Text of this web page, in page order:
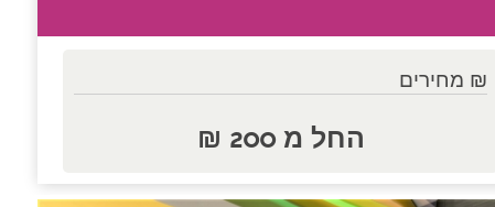
₪ מחירים
החל מ 200 ₪